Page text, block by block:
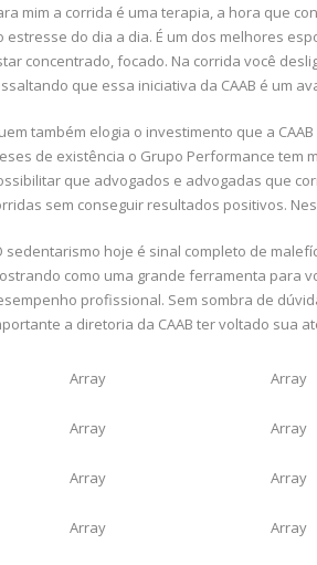
mim a corrida é uma terapia, a hora que
estresse do dia a dia. É um dos melhores
concentrado, focado. Na corrida você
que essa iniciativa da CAAB é um
também elogia o investimento que a
de existência o Grupo Performance tem
que advogados e advogadas que
sem conseguir resultados positivos.
sedentarismo hoje é sinal completo de
como uma grande ferramenta para
profissional. Sem sombra de
a diretoria da CAAB ter voltado sua
Array Array
Array Array
Array Array
Array Array